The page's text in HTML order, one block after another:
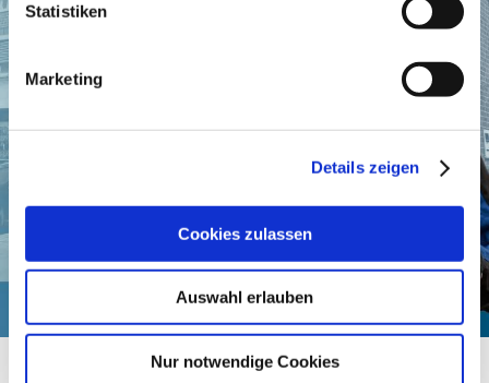
Statistiken
Marketing
Details zeigen
Cookies zulassen
Auswahl erlauben
Nur notwendige Cookies